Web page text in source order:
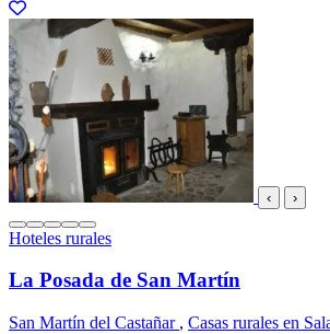
‹ ›
Hoteles rurales
La Posada de San Martín
San Martín del Castañar , Casas rurales en